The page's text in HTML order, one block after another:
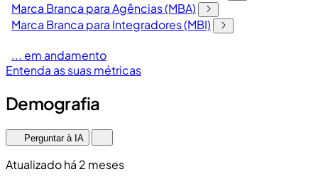
Marca Branca para Agências (MBA)
Marca Branca para Integradores (MBI)
... em andamento
Entenda as suas métricas
Demografia
Perguntar à IA
Atualizado há 2 meses